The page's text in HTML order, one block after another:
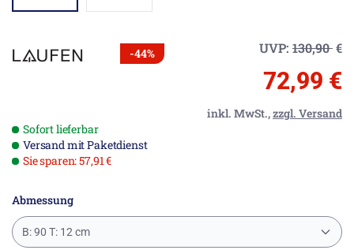
-44% UVP: 130,90€
72,99 €
inkl. MwSt.,zzgl. Versand
Sofort lieferbar
Versand mit Paketdienst
Sie sparen: 57,91 €
Abmessung
B: 90 T: 12 cm